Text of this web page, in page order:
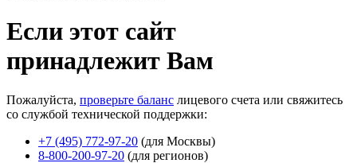
Если этот сайт
принадлежит Вам
Пожалуйста, проверьте баланс лицевого счета или свяжитесь
со службой технической поддержки:
+7 (495) 772-97-20 (для Москвы)
8-800-200-97-20 (для регионов)